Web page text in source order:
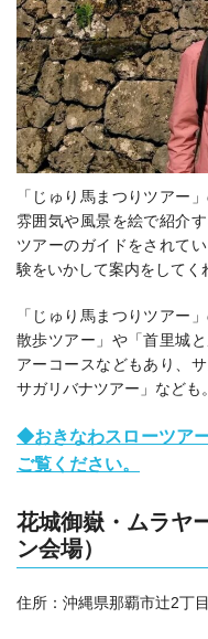
「じゅり馬まつりツアー
雰囲気や風景を絵で紹介
ツアーのガイドをされて
験をいかして案内をしてく
「じゅり馬まつりツアー
散歩ツアー」や「首里城
アーコースなどもあり、
サガリバナツアー」なども
◆おきなわスローツア
ご覧ください。
花城御嶽・ムラヤ
ン会場）
住所： 沖縄県那覇市辻2丁